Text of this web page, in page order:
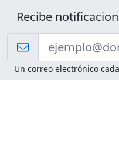
Recibe
Un correo electrónico